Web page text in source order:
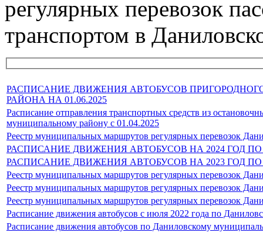
регулярных перевозок
транспортом в
РАСПИСАНИЕ ДВИЖЕНИЯ АВТОБУСОВ
РАЙОНА НА 01.06.2025
Расписание отправления транспортных средств из
муниципальному району c 01.04.2025
Реестр муниципальных маршрутов регулярных перевозок
РАСПИСАНИЕ ДВИЖЕНИЯ АВТОБУСОВ НА 2024 ГОД
РАСПИСАНИЕ ДВИЖЕНИЯ АВТОБУСОВ НА 2023 ГОД
Реестр муниципальных маршрутов регулярных перевозок
Реестр муниципальных маршрутов регулярных перевозок
Реестр муниципальных маршрутов регулярных перевозок
Расписание движения автобусов с июля 2022 года по
Расписание движения автобусов по Даниловскому